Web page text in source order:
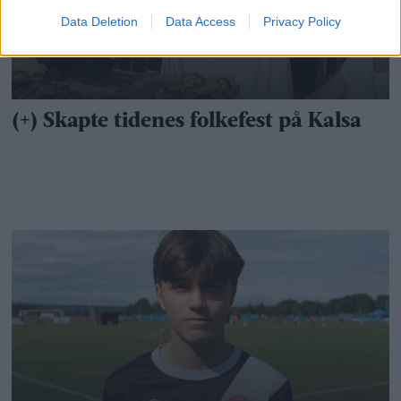
Data Deletion Data Access Privacy Policy